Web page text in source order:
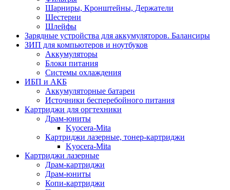
Шарниры, Кронштейны, Держатели
Шестерни
Шлейфы
Зарядные устройства для аккумуляторов. Балансиры
ЗИП для компьютеров и ноутбуков
Аккумуляторы
Блоки питания
Системы охлаждения
ИБП и АКБ
Аккумуляторные батареи
Источники бесперебойного питания
Картриджи для оргтехники
Драм-юниты
Kyocera-Mita
Картриджи лазерные, тонер-картриджи
Kyocera-Mita
Картриджи лазерные
Драм-картриджи
Драм-юниты
Копи-картриджи